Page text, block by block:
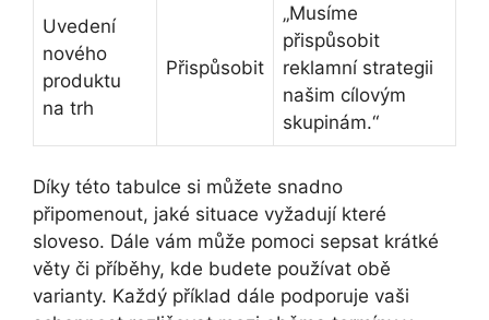
Uvedení
nového
produktu
na trh
Přispůsobit
„Musíme
přispůsobit
reklamní strategii
našim cílovým
skupinám.“
Díky této tabulce si můžete snadno
připomenout, jaké situace vyžadují které
sloveso. Dále vám může pomoci sepsat krátké
věty či příběhy, kde budete používat obě
varianty. Každý příklad dále podporuje vaši